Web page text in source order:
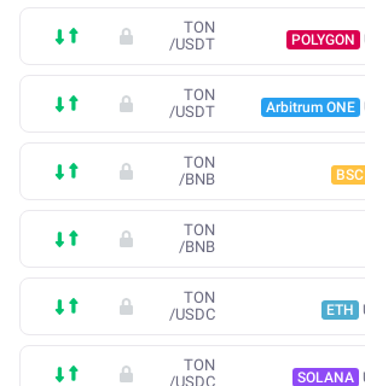
POLYGON
TON
/USDT
Arbitrum ONE
TON
/USDT
BSC
TON
/BNB
TON
/BNB
ETH
TON
/USDC
SOLANA
TON
/USDC